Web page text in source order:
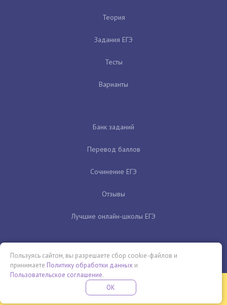
Теория
Задания ЕГЭ
Тесты
Варианты
Банк заданий
Перевод баллов
Сочинение ЕГЭ
Отзывы
Лучшие онлайн-школы ЕГЭ
Бесплатная летняя школа
ПРОВЕДИ ЭТО ЛЕТО С ПОЛЬЗОЙ
Пользуясь сайтом, вы разрешаете сбор cookie-файлов и
принимаете Политику обработки данных и
Пользовательское соглашение.
OK